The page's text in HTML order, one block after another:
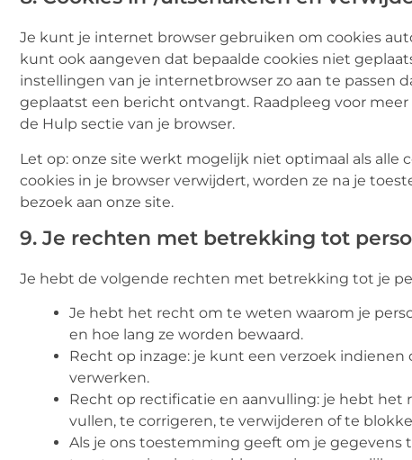
Je kunt je internet browser gebruiken om cookies
kunt ook aangeven dat bepaalde cookies niet
instellingen van je internetbrowser zo aan te passen
geplaatst een bericht ontvangt. Raadpleeg voor
de Hulp sectie van je browser.
Let op: onze site werkt mogelijk niet optimaal als alle
cookies in je browser verwijdert, worden ze na je
bezoek aan onze site.
9. Je rechten met betrekking tot
Je hebt de volgende rechten met betrekking tot je
Je hebt het recht om te weten waarom je
en hoe lang ze worden bewaard.
Recht op inzage: je kunt een verzoek
verwerken.
Recht op rectificatie en aanvulling: je hebt het
vullen, te corrigeren, te verwijderen of te
Als je ons toestemming geeft om je gegevens